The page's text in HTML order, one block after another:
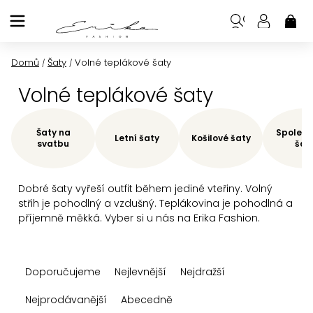
na
Domů / Šaty / Volné teplákové šaty
Volné teplákové šaty
Dobré šaty vyřeší outfit během jediné vteřiny. Volný
střih je pohodlný a vzdušný. Teplákovina je pohodlná a
příjemně měkká. Vyber si u nás na Erika Fashion.
Šaty na
svatbu
Letní šaty Košilové šaty
aDoporučujeme Nejlevnější
Nejdražší
Nejprodávanější
Abecedně